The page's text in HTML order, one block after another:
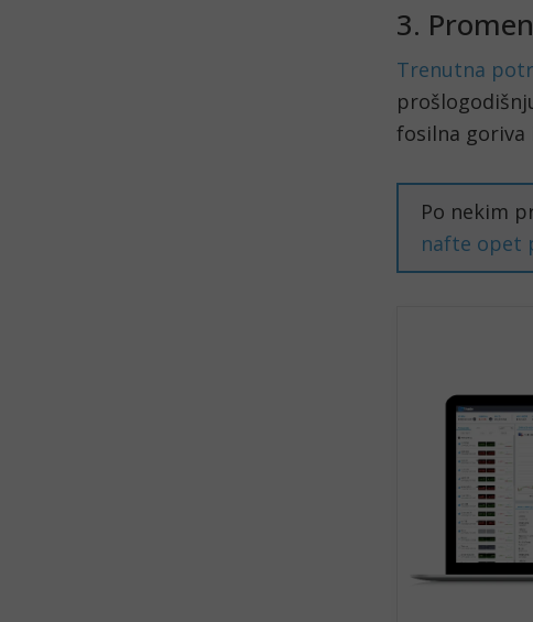
3.
Trenutna
fosilna goriva
Po nekim
nafte opet